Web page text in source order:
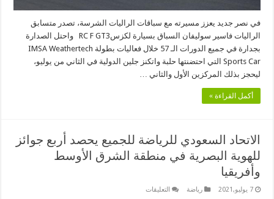
في نصر جديد يعزز مسيرته مع سباقات الراليات الشرسة، تصدر متسابق
الراليات فاسير سوليفان السباق بسيارة لكزسRC F GT3 واحتل الصدارة
بجدارة في جميع الدورات الـ 57 خلال فعاليات بطولة IMSA Weathertech
Sports Car التي احتضنتها حلبة واتكنز جلين الدولية في الثاني من يوليو،
ليحجز بذلك المركزين الأول والثاني …
أكمل القراءة »
الاتحاد السعودي للرياضة للجميع يحصد أربع جوائز
للهوية البصرية في منطقة الشرق الأوسط
وأفريقيا
7 يوليو,2021 رياضة التعليقاتعلى